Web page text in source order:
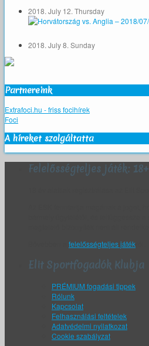
2018. July 12. Thursday
2018. July 8. Sunday
Partnereink
Extrafoci.hu - friss focihírek
Foci
A híreket szolgáltatta
Felelősségteljes játék: 18+
felelősségteljes játék
Elit Sportfogadók Klubja
PRÉMIUM fogadási tippek
Rólunk
Kapcsolat
Felhasználási feltételek
Adatvédelmi nyilatkozat
Cookie szabályzat